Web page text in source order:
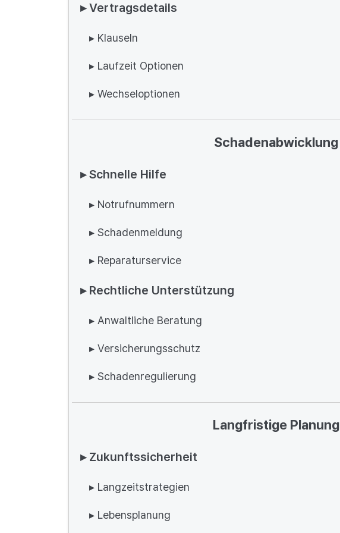
▸ Vertragsdetails
▸ Klauseln
▸ Laufzeit Optionen
▸ Wechseloptionen
Schadenabwicklung
▸ Schnelle Hilfe
▸ Notrufnummern
▸ Schadenmeldung
▸ Reparaturservice
▸ Rechtliche Unterstützung
▸ Anwaltliche Beratung
▸ Versicherungsschutz
▸ Schadenregulierung
Langfristige Planung
▸ Zukunftssicherheit
▸ Langzeitstrategien
▸ Lebensplanung